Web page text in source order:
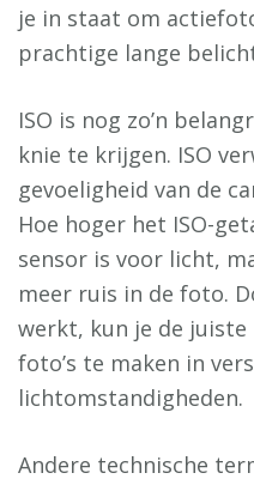
je in staat om
prachtige lange
ISO is nog zo’n
knie te krijgen. ISO
gevoeligheid van de
Hoe hoger het ISO-
sensor is voor licht,
meer ruis in de foto.
werkt, kun je de
foto’s te maken in
lichtomstandigheden.
Andere technische